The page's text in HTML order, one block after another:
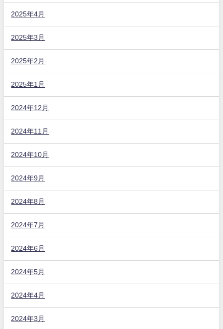
2025年4月
2025年3月
2025年2月
2025年1月
2024年12月
2024年11月
2024年10月
2024年9月
2024年8月
2024年7月
2024年6月
2024年5月
2024年4月
2024年3月